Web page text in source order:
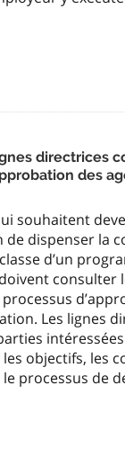
directrices
des
souhaitent
de dispenser la
d’un
consulter
Les lignes
objectifs, les
le processus de